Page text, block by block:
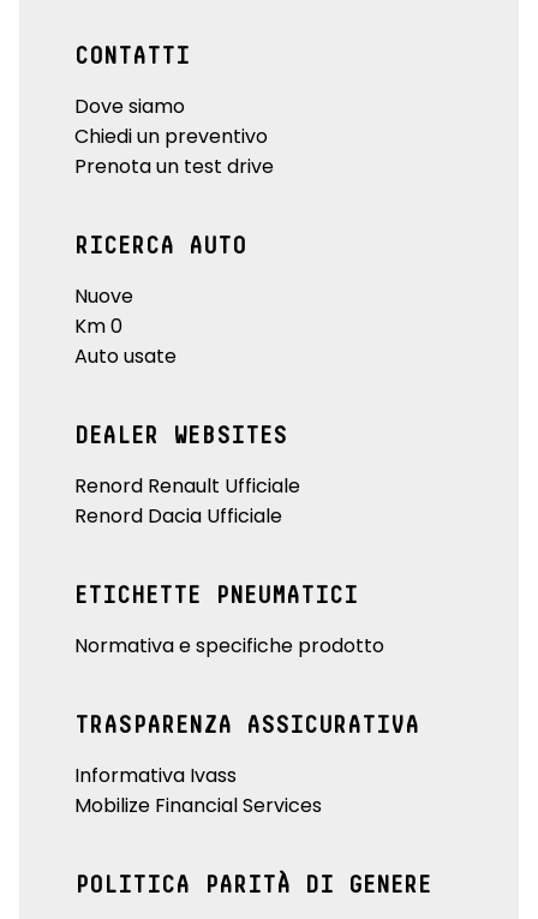
CONTATTI
Dove siamo
Chiedi un preventivo
Prenota un test drive
RICERCA AUTO
Nuove
Km 0
Auto usate
DEALER WEBSITES
Renord Renault Ufficiale
Renord Dacia Ufficiale
ETICHETTE PNEUMATICI
Normativa e specifiche prodotto
TRASPARENZA ASSICURATIVA
Informativa Ivass
Mobilize Financial Services
POLITICA PARITÀ DI GENERE